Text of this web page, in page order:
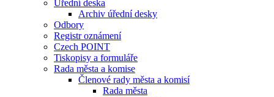
Úřední deska
Archiv úřední desky
Odbory
Registr oznámení
Czech POINT
Tiskopisy a formuláře
Rada města a komise
Členové rady města a komisí
Rada města